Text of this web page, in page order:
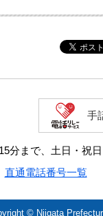
分まで、土日・祝
手
直通電話番号一覧
© Niigata